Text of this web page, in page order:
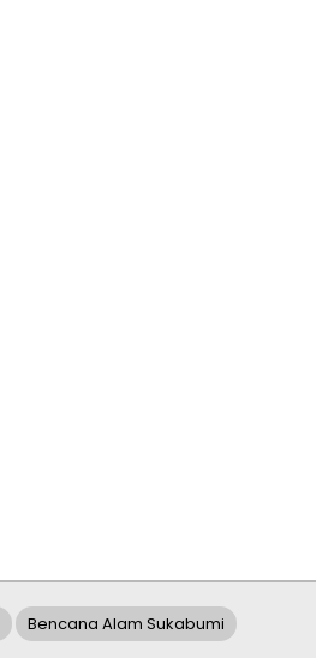
Bencana Alam Sukabumi